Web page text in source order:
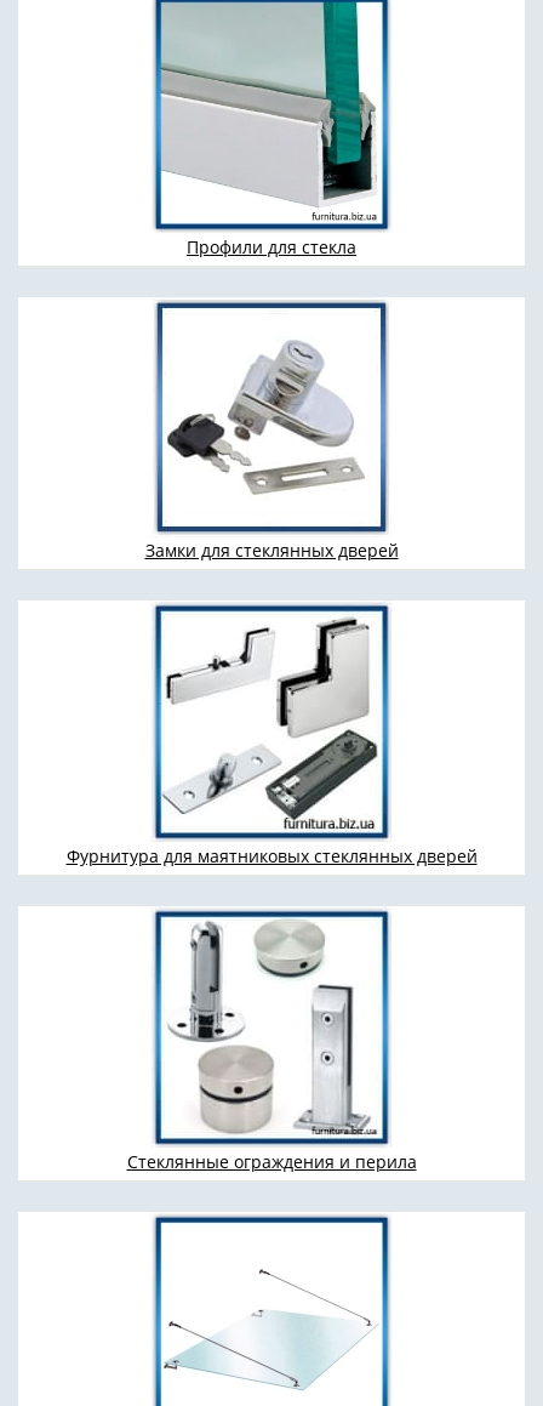
Профили для стекла
Замки для стеклянных дверей
Фурнитура для маятниковых стеклянных дверей
Стеклянные ограждения и перила